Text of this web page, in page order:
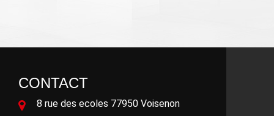
CONTACT
8 rue des ecoles 77950 Voisenon